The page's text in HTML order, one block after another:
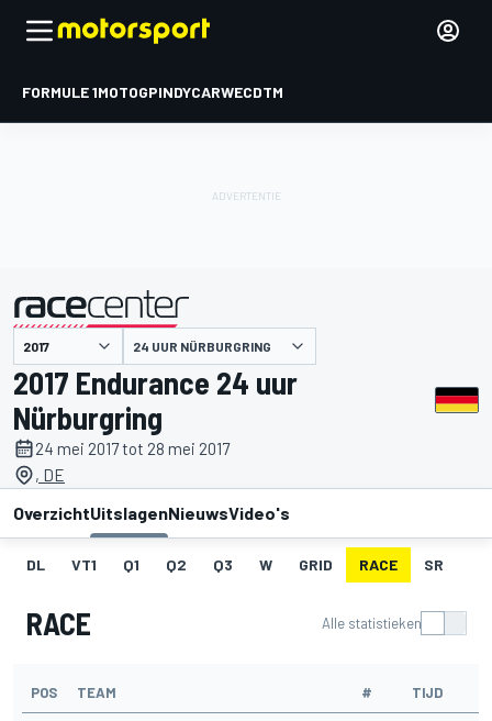
FORMULE 1MOTOGPINDYCARWECDTM
gepresenteerd door 24 UUR NÜRBURGRING
2017 Endurance 24 uur
Nürburgring
24 mei 2017 tot 28 mei 2017
, DE
OverzichtUitslagenNieuwsVideo's
DL VT1 Q1 Q2 Q3 W GRID RACE SR
RACE Alle statistieken
POS TEAM # TIJD